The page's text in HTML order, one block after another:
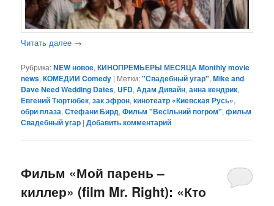
Читать далее →
Рубрика:NEW новое,КИНОПРЕМЬЕРЫ МЕСЯЦА Monthly movie
news,КОМЕДИИ Comedy | Метки:"Свадебный угар",Mike and
Dave Need Wedding Dates, UFD,Адам Дивайн,анна кендрик,
Евгений Тюртюбек,зак эфрон,кинотеатр «Киевская Русь»,
обри плаза,Стефани Бирд,Фильм "Весiльний погром",фильм
Свадебный угар |Добавить комментарий
Фильм «Мой парень –
киллер» (film Mr. Right): «Кто